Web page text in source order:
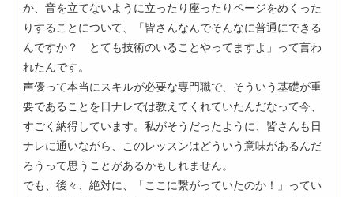
か、音を立てないように立ったり座ったりページをめくった
りすることについて、「皆さんなんでそんなに普通にできる
んですか？ とても技術のいることやってますよ」って言わ
れたんです。
声優って本当にスキルが必要な専門職で、そういう基礎が重
要であることを日ナレでは教えてくれていたんだなって今、
すごく納得しています。私がそうだったように、皆さんも日
ナレに通いながら、このレッスンはどういう意味があるんだ
ろうって思うことがあるかもしれません。
でも、後々、絶対に、「ここに繋がっていたのか！」ってい